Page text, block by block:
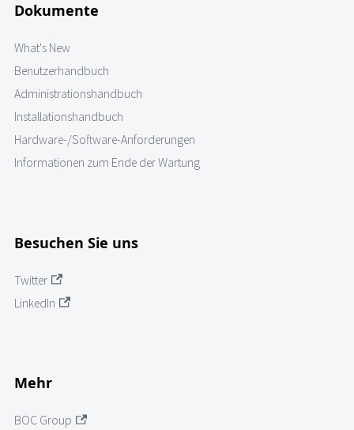
Dokumente
What's New
Benutzerhandbuch
Administrationshandbuch
Installationshandbuch
Hardware-/Software-Anforderungen
Informationen zum Ende der Wartung
Besuchen Sie uns
Twitter
LinkedIn
Mehr
BOC Group